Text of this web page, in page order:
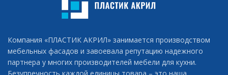
Компания «ПЛАСТИК АКРИЛ» занимается производством
мебельных фасадов и завоевала репутацию надежного
партнера у многих производителей мебели для кухни.
Безупречность каждой единицы товара – это наша